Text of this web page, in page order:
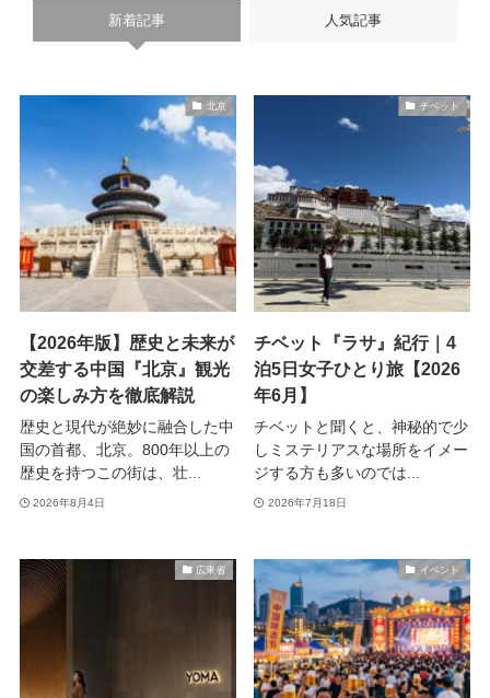
新着記事 人気記事
北京
【2026年版】歴史と未来が
交差する中国『北京』観光
の楽しみ方を徹底解説
歴史と現代が絶妙に融合した中
国の首都、北京。800年以上の
歴史を持つこの街は、壮...
2026年8月4日
チベット
チベット『ラサ』紀行｜4
泊5日女子ひとり旅【2026
年6月】
チベットと聞くと、神秘的で少
しミステリアスな場所をイメー
ジする方も多いのでは...
2026年7月18日
広東省 イベント